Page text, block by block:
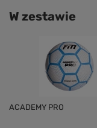
W zestawie
ACADEMY PRO